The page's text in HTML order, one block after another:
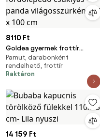
8110 Ft
Goldea gyermek frottír
fördőlepedő csuklyás - panda
világosszürkén 100 x 100 cm
Pamut, darabonként
rendelhető, frottír
Raktáron
14 159 Ft